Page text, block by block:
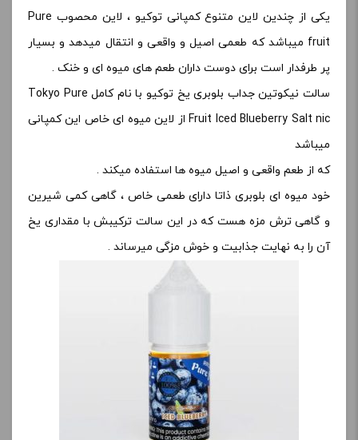
یکی از چندین لاین متنوع کمپانی توکیو ، لاین محصوب Pure
fruit میباشد که طعمی اصیل و واقعی و انتقال میدهد و بسیار
پر طرفدار است برای دوست داران طعم های میوه ای و خنک .
سالت نیکوتین جداب بلوبری یخ توکیو با نام کامل Tokyo Pure
Fruit Iced Blueberry Salt nic از لاین میوه ای خاص این کمپانی
میباشد
که از طعم واقعی و اصیل میوه ها استفاده میکند .
خود میوه ای بلوبری ذاتا دارای طعمی خاص ، گاهی کمی شیرین
و گاهی ترش مزه هست که در این سالت ترکیبش با مقداری یخ
آن را به نهایت جذابیت و خوش مزگی میرساند .